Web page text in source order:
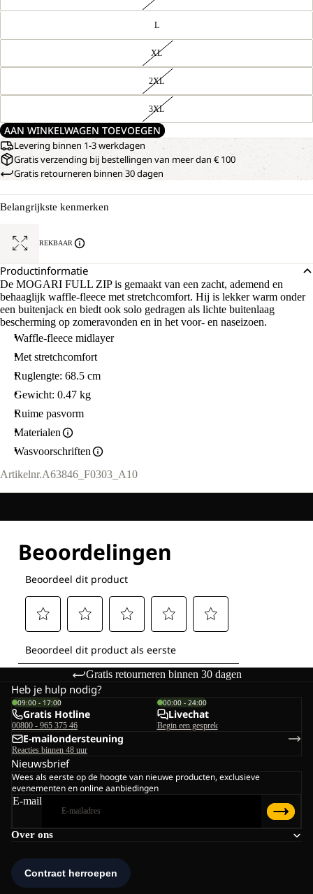
L
XL
2XL
3XL
AAN WINKELWAGEN TOEVOEGEN
Levering binnen 1-3 werkdagen
Gratis verzending bij bestellingen van meer dan € 100
Gratis retourneren binnen 30 dagen
Belangrijkste kenmerken
REKBAAR
Productinformatie
De MOGARI FULL ZIP is gemaakt van een zacht, ademend en
behaaglijk waffle-fleece met stretchcomfort. Hij is lekker warm onder
een buitenjack en biedt ook solo gedragen als lichte buitenlaag
bescherming op zomeravonden en in het voor- en naseizoen.
Waffle-fleece midlayer
Met stretchcomfort
Ruglengte: 68.5 cm
Gewicht: 0.47 kg
Ruime pasvorm
Materialen
Wasvoorschriften
Artikelnr.A63846_F0303_A10
Gratis retourneren binnen 30 dagen
Over ons
Heb je hulp nodig?
09:00 - 17:00
Gratis Hotline
00800 - 965 375 46
00:00 - 24:00
Livechat
Begin een gesprek
E-mailondersteuning
Reacties binnen 48 uur
Nieuwsbrief
Wees als eerste op de hoogte van nieuwe producten, exclusieve
evenementen en online aanbiedingen
E-mail